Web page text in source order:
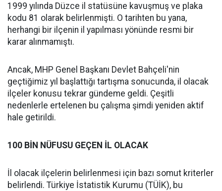
1999 yılında Düzce il statüsüne kavuşmuş ve plaka
kodu 81 olarak belirlenmişti. O tarihten bu yana,
herhangi bir ilçenin il yapılması yönünde resmi bir
karar alınmamıştı.
Ancak, MHP Genel Başkanı Devlet Bahçeli'nin
geçtiğimiz yıl başlattığı tartışma sonucunda, il olacak
ilçeler konusu tekrar gündeme geldi. Çeşitli
nedenlerle ertelenen bu çalışma şimdi yeniden aktif
hale getirildi.
100 BİN NÜFUSU GEÇEN İL OLACAK
İl olacak ilçelerin belirlenmesi için bazı somut kriterler
belirlendi. Türkiye İstatistik Kurumu (TÜİK), bu